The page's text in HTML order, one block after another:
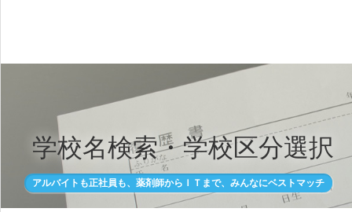
学校名検索・学校区分選択
アルバイトも正社員も、薬剤師からＩＴまで、みんなにベストマッチ